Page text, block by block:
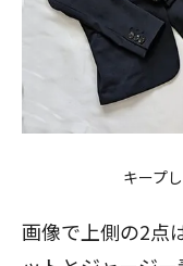
キープ
画像で上側の2点